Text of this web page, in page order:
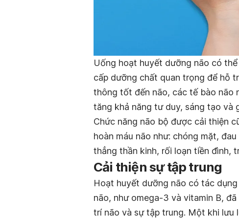
Uống hoạt huyết dưỡng não có
cấp dưỡng chất quan trọng để hỗ
thông tốt đến não, các tế bào não
tăng khả năng tư duy, sáng tạo và
Chức năng não bộ được cải thiện
hoàn máu não như: chóng mặt,
thẳng thần kinh, rối loạn tiền đình,
Cải thiện sự tập trung
Hoạt huyết dưỡng não có tác
não, như omega-3 và vitamin B,
trí não và sự tập trung. Một khi lưu